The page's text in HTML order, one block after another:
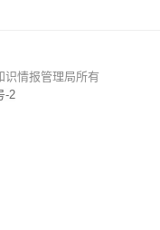
情报管理局所有
-2